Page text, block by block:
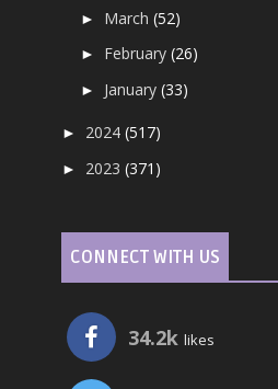
► March(52)
► February(26)
► January(33)
► 2024(517)
► 2023(371)
CONNECT WITH US
34.2k likes